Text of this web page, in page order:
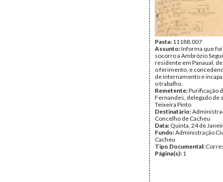
Pasta: 11188.007
Assunto:Informa que
socorro a Ambrózio
residente em Panaual,
o ferimento, e
de internamento e
o trabalho.
Remetente:Purificação
Fernandes, delegado de
Teixeira Pinto
Destinatário:
Concelho de Cacheu
Data: Quinta, 24 de
Fundo:Administração
Cacheu
Tipo Documental:
Página(s): 1